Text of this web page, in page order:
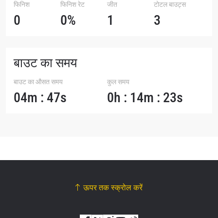
फिनिश
0
फिनिश रेट
0%
जीत
1
टोटल बाउट्स
3
बाउट का समय
बाउट का औसत समय
04m : 47s
कुल समय
0h : 14m : 23s
ऊपर तक स्क्रोल करें